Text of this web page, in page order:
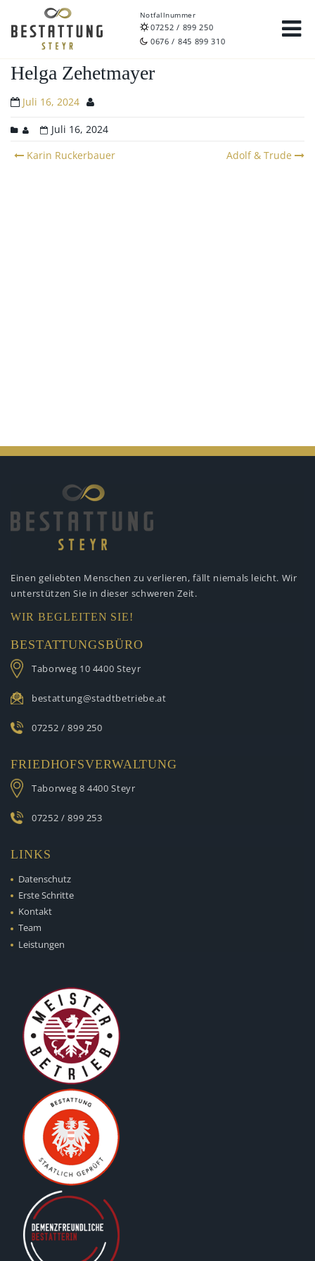
Notfallnummer
07252 / 899 250
0676 / 845 899 310
Helga Zehetmayer
Juli 16, 2024
Juli 16, 2024
Post
Karin Ruckerbauer Adolf & Trude
Einen geliebten Menschen zu verlieren, fällt niemals leicht. Wir
unterstützen Sie in dieser schweren Zeit.
WIR BEGLEITEN SIE!
BESTATTUNGSBÜRO
Taborweg 10 4400 Steyr
bestattung@stadtbetriebe.at
07252 / 899 250
FRIEDHOFSVERWALTUNG
Taborweg 8 4400 Steyr
07252 / 899 253
LINKS
Datenschutz
Erste Schritte
Kontakt
Team
Leistungen